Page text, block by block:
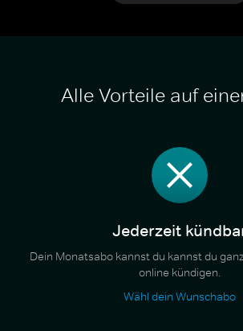
Alle Vorteile auf
Jederzeit
Dein Monatsabo kannst du kannst du
online kündigen.
Wähl dein Wunschabo